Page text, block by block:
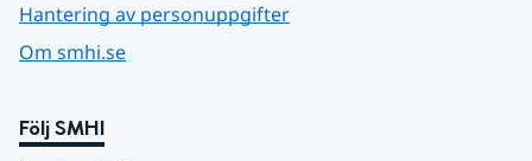
Hantering av personuppgifter
Om smhi.se
Följ SMHI